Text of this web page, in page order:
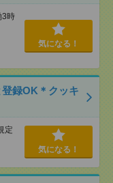
時
気になる！
録OK＊クッキ
定
気になる！